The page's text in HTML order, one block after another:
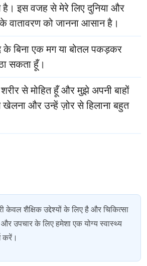
इस वजह से मेरे लिए दुनिया और
को जानना आसान है।
के बिना एक मग या बोतल पकड़कर
सकता हूँ।
से मोहित हूँ और मुझे अपनी बाहों
और उन्हें ज़ोर से हिलाना बहुत
केवल शैक्षिक उद्देश्यों के लिए है और चिकित्सा
उपचार के लिए हमेशा एक योग्य स्वास्थ्य
करें।